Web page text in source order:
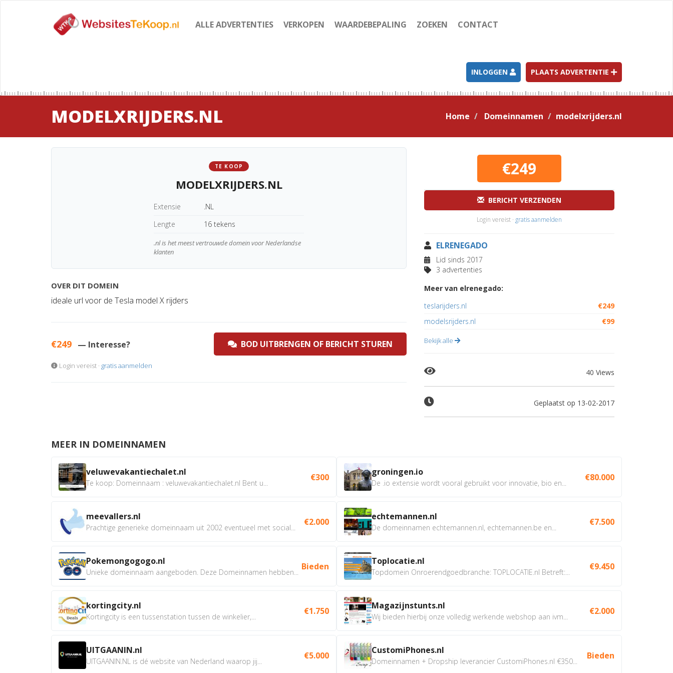
ALLE ADVERTENTIES VERKOPEN WAARDEBEPALING ZOEKEN CONTACT
INLOGGEN PLAATS ADVERTENTIE
MODELXRIJDERS.NL Home Domeinnamen modelxrijders.nl
TE KOOP
MODELXRIJDERS.NL
Extensie
.NL
Lengte
16 tekens
.nl is het meest vertrouwde domein voor Nederlandse
klanten
OVER DIT DOMEIN
ideale url voor de Tesla model X rijders
€249 — Interesse? BOD UITBRENGEN OF BERICHT STUREN
Login vereist · gratis aanmelden
€249
BERICHT VERZENDEN
Login vereist · gratis aanmelden
ELRENEGADO
Lid sinds 2017
3 advertenties
Meer van elrenegado:
teslarijders.nl
€249
modelsrijders.nl
€99
Bekijk alle
40 Views
Geplaatst op 13-02-2017
MEER IN DOMEINNAMEN
veluwevakantiechalet.nl
Te koop: Domeinnaam : veluwevakantiechalet.nl Bent u...
€300
meevallers.nl
Prachtige generieke domeinnaam uit 2002 eventueel met social...
€2.000
Pokemongogogo.nl
Unieke domeinnaam aangeboden. Deze Domeinnamen hebben...
Bieden
kortingcity.nl
Kortingcity is een tussenstation tussen de winkelier,...
€1.750
UITGAANIN.nl
UITGAANIN.NL is dé website van Nederland waarop jij...
€5.000
groningen.io
De .io extensie wordt vooral gebruikt voor innovatie, bio en...
€80.000
echtemannen.nl
De domeinnamen echtemannen.nl, echtemannen.be en...
€7.500
Toplocatie.nl
Topdomein Onroerendgoedbranche: TOPLOCATIE.nl Betreft:...
€9.450
Magazijnstunts.nl
Wij bieden hierbij onze volledig werkende webshop aan ivm...
€2.000
CustomiPhones.nl
Domeinnamen + Dropship leverancier CustomiPhones.nl €350...
Bieden